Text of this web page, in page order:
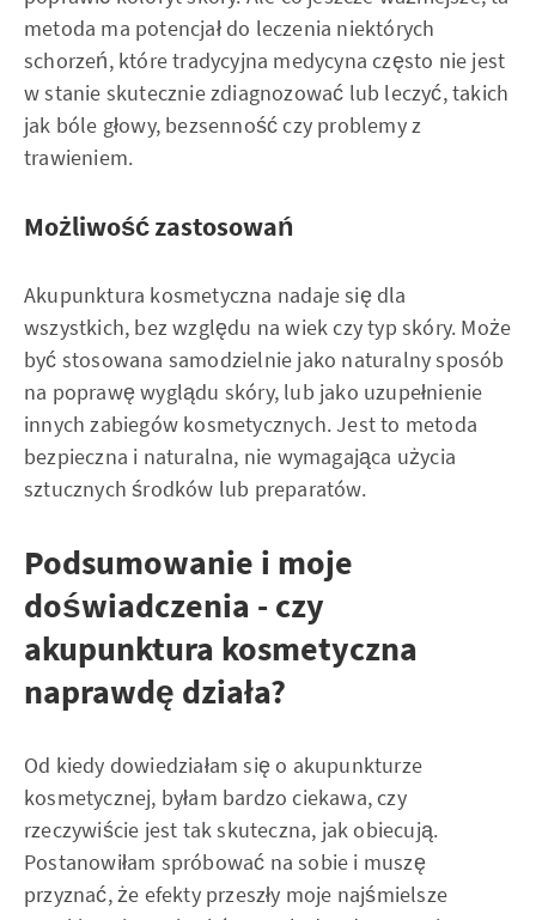
metoda ma potencjał do leczenia niektórych
schorzeń, które tradycyjna medycyna często nie jest
w stanie skutecznie zdiagnozować lub leczyć, takich
jak bóle głowy, bezsenność czy problemy z
trawieniem.
Możliwość zastosowań
Akupunktura kosmetyczna nadaje się dla
wszystkich, bez względu na wiek czy typ skóry. Może
być stosowana samodzielnie jako naturalny sposób
na poprawę wyglądu skóry, lub jako uzupełnienie
innych zabiegów kosmetycznych. Jest to metoda
bezpieczna i naturalna, nie wymagająca użycia
sztucznych środków lub preparatów.
Podsumowanie i moje
doświadczenia - czy
akupunktura kosmetyczna
naprawdę działa?
Od kiedy dowiedziałam się o akupunkturze
kosmetycznej, byłam bardzo ciekawa, czy
rzeczywiście jest tak skuteczna, jak obiecują.
Postanowiłam spróbować na sobie i muszę
przyznać, że efekty przeszły moje najśmielsze